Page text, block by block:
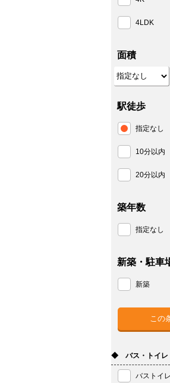
4LDK
面積
駅徒歩
指定なし
10分以内
20分以内
築年数
指定なし
新築・駐車
新築
◆ バス・トイレ
バストイ